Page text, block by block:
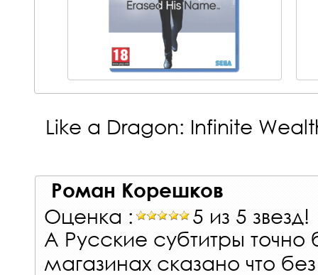
Like a Dragon: Infinite
Роман Корешков
Оценка :
5 из 5 звезд!
А Русские субтитры точно
магазинах сказано что